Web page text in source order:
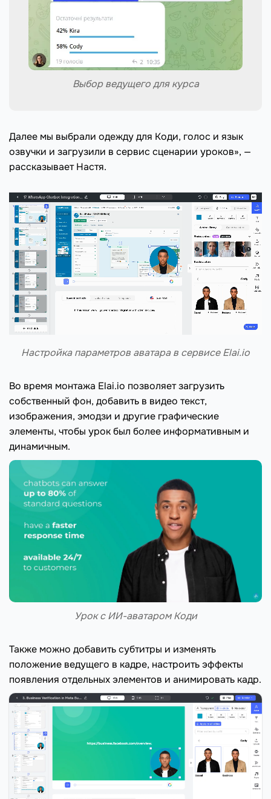
Выбор ведущего для курса
Далее мы выбрали одежду для Коди, голос и язык
озвучки и загрузили в сервис сценарии уроков», —
рассказывает Настя.
Настройка параметров аватара в сервисе Elai.io
Во время монтажа Elai.io позволяет загрузить
собственный фон, добавить в видео текст,
изображения, эмодзи и другие графические
элементы, чтобы урок был более информативным и
динамичным.
Урок с ИИ-аватаром Коди
Также можно добавить субтитры и изменять
положение ведущего в кадре, настроить эффекты
появления отдельных элементов и анимировать кадр.